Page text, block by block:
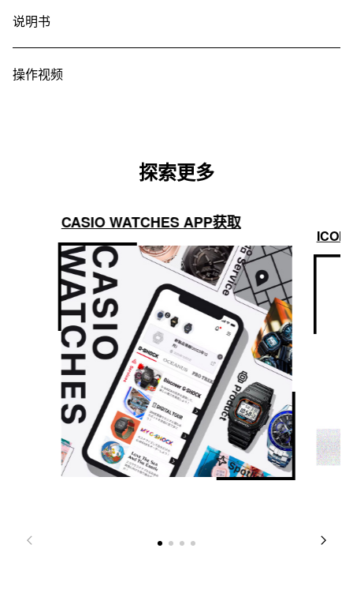
说明书
操作视频
探索更多
CASIO WATCHES APP获取